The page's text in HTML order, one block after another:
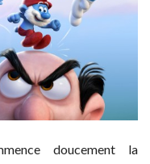
doucement la